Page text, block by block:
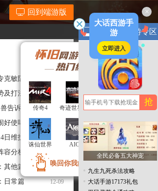
侠5 回到端游版
敏队
12-17
打法
12-16
告诉你
使吗
日维护公告
分析
12-10
他篇
12-09
日常篇
大话西游手游专区
抢
全民必备五大神宠
九生九死杀法攻略
大话手游17173礼包
传奇4 奇迹世界经典
诛仙世界 AION 红色警戒
唤回你我的青春记忆...
传奇4 奇迹世界经典
诛仙世界 AION 红色警戒
唤回你我的青春记忆...
×
大话西游手
游
立即进入